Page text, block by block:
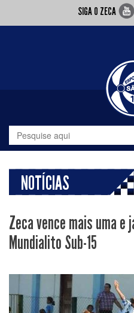
SIGA O ZECA
NOTÍCIAS
Zeca vence mais uma
Mundialito Sub-15